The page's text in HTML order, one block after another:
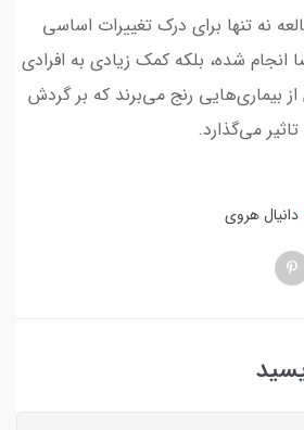
نه تنها برای درک تغییرات اساسی
شده، بلکه کمک زیادی به افرادی
بیماری‌هایی رنج می‌برند که بر گردش
می‌گذارد.
دانیال هروی